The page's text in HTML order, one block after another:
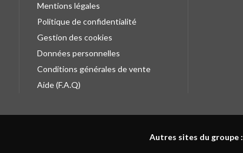
Mentions légales
Politique de confidentialité
Gestion des cookies
Données personnelles
Conditions générales de vente
Aide (F.A.Q)
Autres sites du groupe :